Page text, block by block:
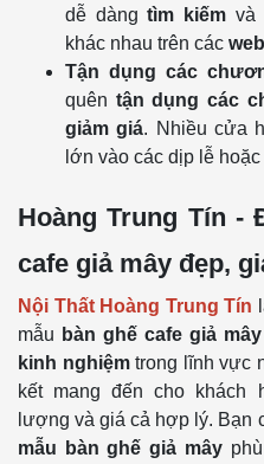
dễ dàngtìm kiếm và
khác nhau trên các
Tận dụng các
quên tận dụng các
giảm giá. Nhiều cửa
lớn vào các dịp lễ
Hoàng Trung Tín -
cafe giả mây đẹp,
Nội Thất Hoàng Trung Tín
mẫu bàn ghế cafe giả
kinh nghiệmtrong lĩnh vực
kết mang đến cho khách
lượng và giá cả hợp lý. Bạn
mẫu bàn ghế giả mâyphù